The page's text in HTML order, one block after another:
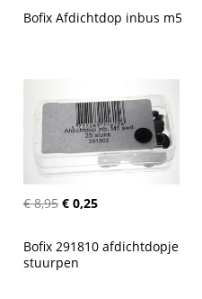
Bofix Afdichtdop inbus m5
€ 8,95 € 0,25
Bofix 291810 afdichtdopje
stuurpen